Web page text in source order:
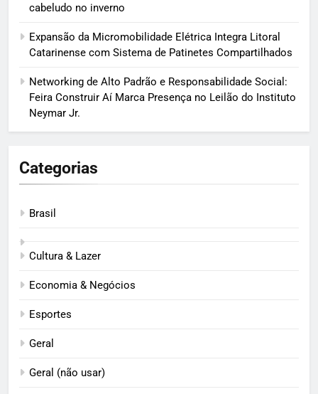
cabeludo no inverno
Expansão da Micromobilidade Elétrica Integra Litoral
Catarinense com Sistema de Patinetes Compartilhados
Networking de Alto Padrão e Responsabilidade Social:
Feira Construir Aí Marca Presença no Leilão do Instituto
Neymar Jr.
Categorias
Brasil
Cultura & Lazer
Economia & Negócios
Esportes
Geral
Geral (não usar)